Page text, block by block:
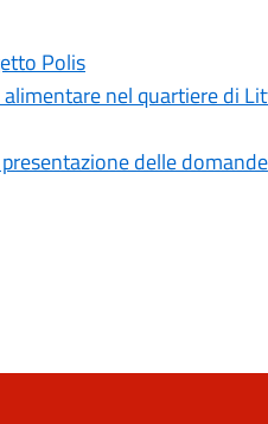
Polis
nel quartiere di
delle domande